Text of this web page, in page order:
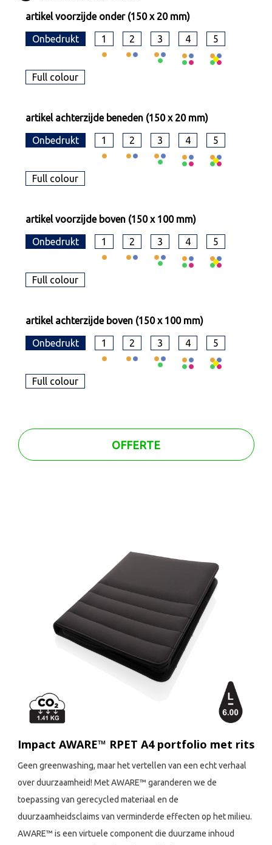
artikel voorzijde onder (150 x 20 mm)
Onbedrukt 1 2 3 4 5
Full colour
artikel achterzijde beneden (150 x 20 mm)
Onbedrukt 1 2 3 4 5
Full colour
artikel voorzijde boven (150 x 100 mm)
Onbedrukt 1 2 3 4 5
Full colour
artikel achterzijde boven (150 x 100 mm)
Onbedrukt 1 2 3 4 5
Full colour
OFFERTE
Impact AWARE™ RPET A4 portfolio met rits
Geen greenwashing, maar het vertellen van een echt verhaal
over duurzaamheid! Met AWARE™ garanderen we de
toepassing van gerecycled materiaal en de
duurzaamheidsclaims van verminderde effecten op het milieu.
AWARE™ is een virtuele component die duurzame inhoud